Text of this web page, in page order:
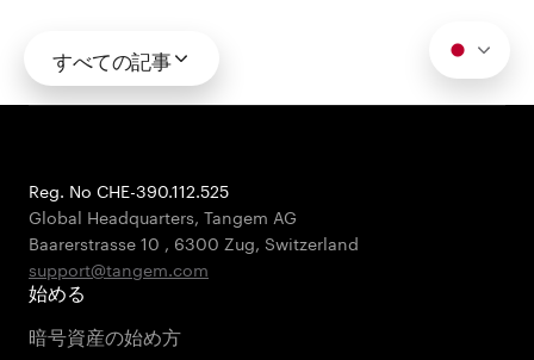
すべての記事
Reg. No CHE-390.112.525
Global Headquarters, Tangem AG
Baarerstrasse 10 , 6300 Zug, Switzerland
support@tangem.com
始める
暗号資産の始め方